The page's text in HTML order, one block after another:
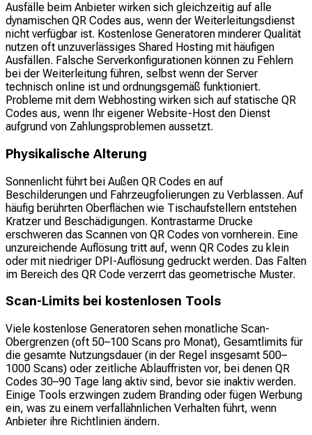
Ausfälle beim Anbieter wirken sich gleichzeitig auf alle
dynamischen QR Codes aus, wenn der Weiterleitungsdienst
nicht verfügbar ist. Kostenlose Generatoren minderer Qualität
nutzen oft unzuverlässiges Shared Hosting mit häufigen
Ausfällen. Falsche Serverkonfigurationen können zu Fehlern
bei der Weiterleitung führen, selbst wenn der Server
technisch online ist und ordnungsgemäß funktioniert.
Probleme mit dem Webhosting wirken sich auf statische QR
Codes aus, wenn Ihr eigener Website-Host den Dienst
aufgrund von Zahlungsproblemen aussetzt.
Physikalische Alterung
Sonnenlicht führt bei Außen QR Codes en auf
Beschilderungen und Fahrzeugfolierungen zu Verblassen. Auf
häufig berührten Oberflächen wie Tischaufstellern entstehen
Kratzer und Beschädigungen. Kontrastarme Drucke
erschweren das Scannen von QR Codes von vornherein. Eine
unzureichende Auflösung tritt auf, wenn QR Codes zu klein
oder mit niedriger DPI-Auflösung gedruckt werden. Das Falten
im Bereich des QR Code verzerrt das geometrische Muster.
Scan-Limits bei kostenlosen Tools
Viele kostenlose Generatoren sehen monatliche Scan-
Obergrenzen (oft 50–100 Scans pro Monat), Gesamtlimits für
die gesamte Nutzungsdauer (in der Regel insgesamt 500–
1000 Scans) oder zeitliche Ablauffristen vor, bei denen QR
Codes 30–90 Tage lang aktiv sind, bevor sie inaktiv werden.
Einige Tools erzwingen zudem Branding oder fügen Werbung
ein, was zu einem verfallähnlichen Verhalten führt, wenn
Anbieter ihre Richtlinien ändern.